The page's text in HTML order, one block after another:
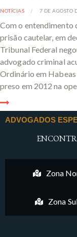
NOTÍCIAS 7 DE AGOSTO
Com o entendimento
prisão cautelar, em
Tribunal Federal
advogado criminal
Ordinário em
preso em 2012 na
ADVOGADOS
Zona
Zona